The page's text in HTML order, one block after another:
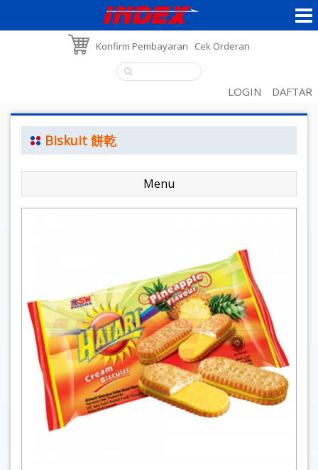
Konfirm Pembayaran Cek Orderan
LOGIN DAFTAR
Biskuit 餅乾
Menu